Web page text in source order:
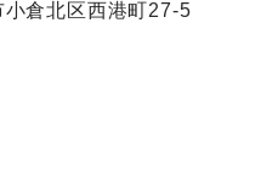
倉北区西港町27-5